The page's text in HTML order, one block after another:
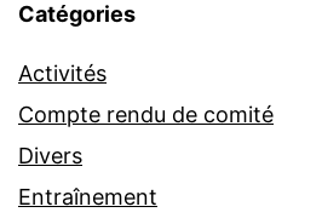
Catégories
Activités
Compte rendu de comité
Divers
Entraînement